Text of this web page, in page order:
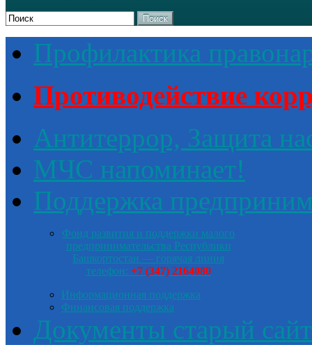
Поиск
Профилактика
Противодействие
Антитеррор, Защита
МЧС напоминает!
Поддержка
Фонд развития и поддержки малого
предпринимательства Республики
Башкортостан — горячая линия
телефон: +7 (347) 2164080
Информационная поддержка
Финансовая поддержка
Документы старый сайт